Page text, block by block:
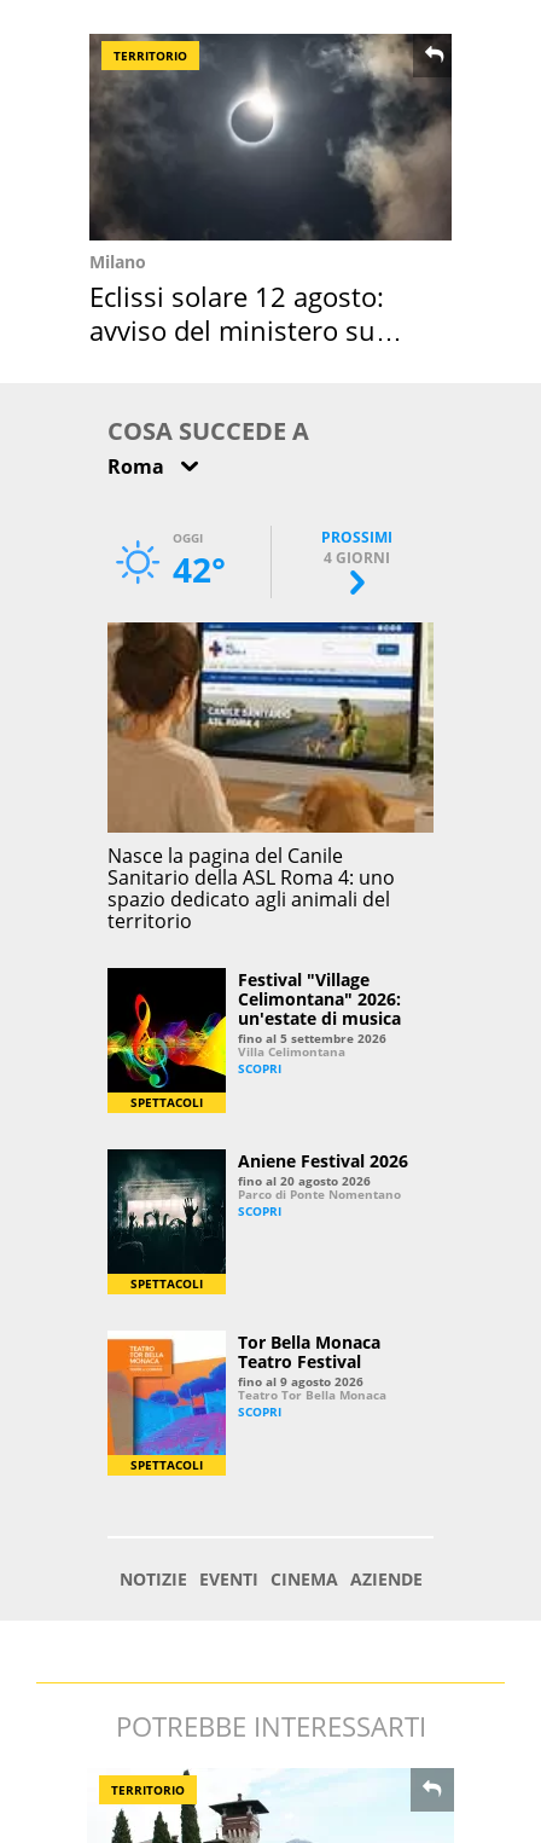
TERRITORIO
Milano
Eclissi solare 12 agosto:
avviso del ministero su
POTREBBE INTERESSARTI
TERRITORIO